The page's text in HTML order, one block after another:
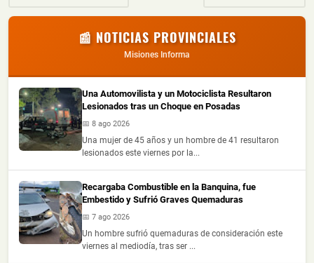
📰 NOTICIAS PROVINCIALES
Misiones Informa
Una Automovilista y un Motociclista Resultaron
Lesionados tras un Choque en Posadas
📅 8 ago 2026
Una mujer de 45 años y un hombre de 41 resultaron
lesionados este viernes por la...
Recargaba Combustible en la Banquina, fue
Embestido y Sufrió Graves Quemaduras
📅 7 ago 2026
Un hombre sufrió quemaduras de consideración este
viernes al mediodía, tras ser ...